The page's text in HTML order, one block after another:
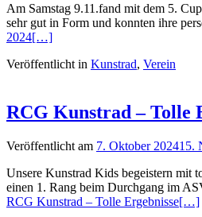
Am Samstag 9.11.fand mit dem 5.
sehr gut in Form und konnten ihre
2024[…]
Veröffentlicht in Kunstrad, Verein
RCG Kunstrad – Tolle
Veröffentlicht am 7. Oktober 202415.
Unsere Kunstrad Kids begeistern mit
einen 1. Rang beim Durchgang im
RCG Kunstrad – Tolle Ergebnisse[…]